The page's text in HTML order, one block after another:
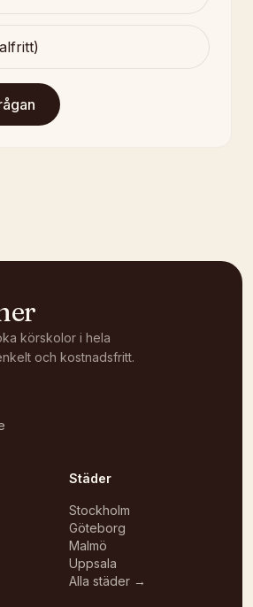
körskolor i hela
och kostnadsfritt.
Städer
Stockholm
Göteborg
Malmö
Uppsala
Alla städer →